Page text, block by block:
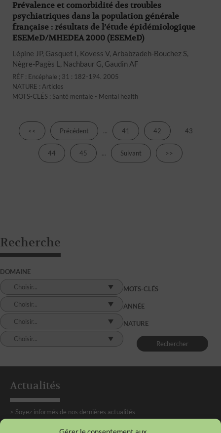
Prévalence et comorbidité des troubles
psychiatriques dans la population générale
française : résultats de l’étude épidémiologique
ESEMeD/MHEDEA 2000 (ESEMeD)
Lépine JP, Gasquet I, Kovess V, Arbabzadeh-Bouchez S,
Nègre-Pagès L, Nachbaur G, Gaudin AF
RÉF : Encéphale ; 31 : 182-194. 2005
NATURE : Articles
MOTS-CLÉS : Santé mentale - Mental health
<< Précédent ... 41 42 43
44 45 ... Suivant >>
Recherche
DOMAINE
Choisir...
MOTS-CLÉS
Choisir...
ANNÉE
Choisir...
NATURE
Choisir...
Actualités
> Soyez informés de nos dernières actualités